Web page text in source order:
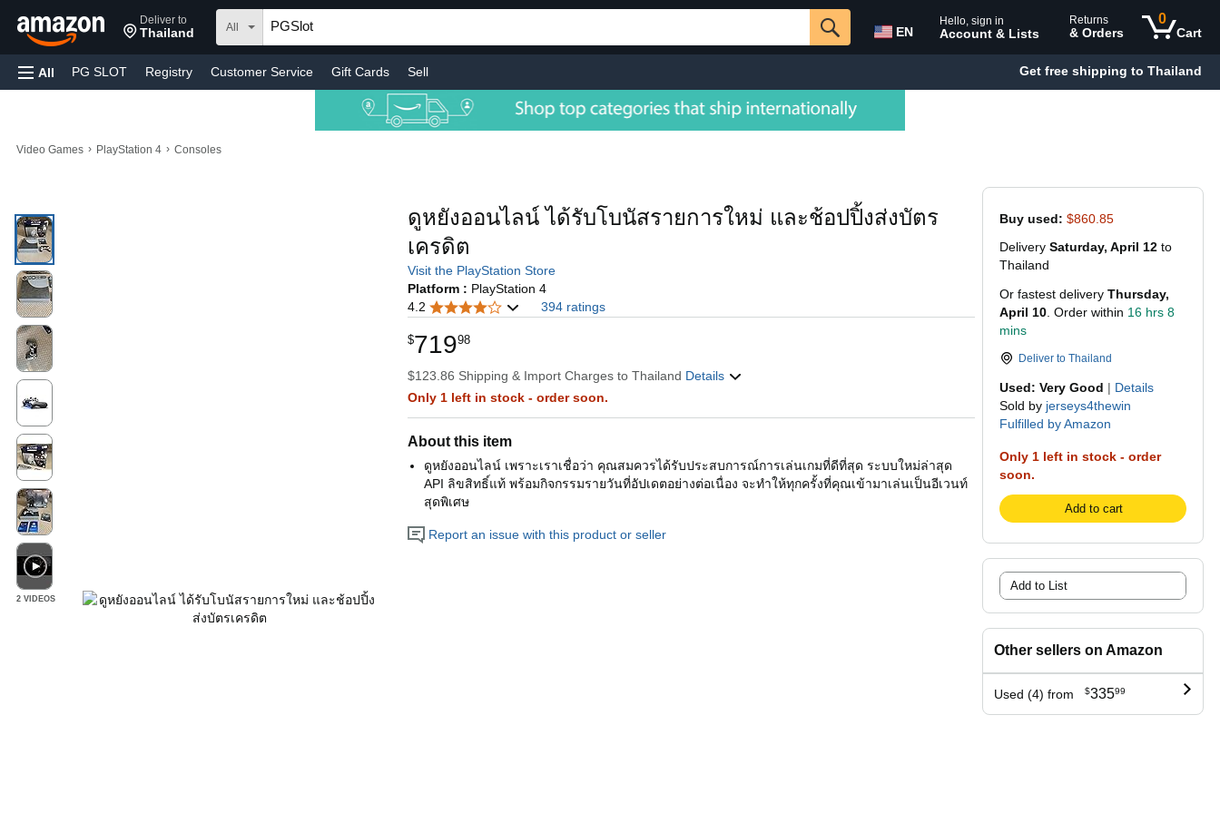
Deliver to
Thailand All EN
Hello, sign in
Account & Lists
Returns
& Orders
0
Cart
All PG SLOT Registry Customer Service Gift Cards Sell Get free shipping to Thailand
Video Games › PlayStation 4 › Consoles
Buy used: $860.85
Delivery Saturday, April 12 to
Thailand
Or fastest delivery Thursday,
April 10 . Order within 16 hrs 8
mins
Deliver to Thailand
Used: Very Good | Details
Sold by jerseys4thewin
Fulfilled by Amazon
Only 1 left in stock - order
soon.
Add to cart
Add to List
Other sellers on Amazon
Used (4) from $33599
2 VIDEOS
ดูหยังออนไลน์ ได้รับโบนัสรายการใหม่ และช้อปปิ้งส่งบัตร
เครดิต
Visit the PlayStation Store
Platform : PlayStation 4
4.2
394 ratings
$71998
$123.86 Shipping & Import Charges to Thailand Details
Only 1 left in stock - order soon.
About this item
ดูหยังออนไลน์ เพราะเราเชื่อว่า คุณสมควรได้รับประสบการณ์การเล่นเกมที่ดีที่สุด ระบบใหม่ล่าสุด
API ลิขสิทธิ์แท้ พร้อมกิจกรรมรายวันที่อัปเดตอย่างต่อเนื่อง จะทำให้ทุกครั้งที่คุณเข้ามาเล่นเป็นอีเวนท์
สุดพิเศษ
Report an issue with this product or seller